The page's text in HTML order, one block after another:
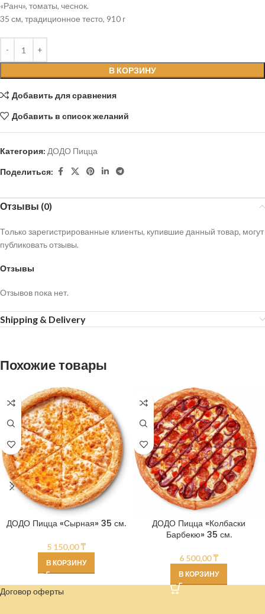
«Ранч», томаты, чеснок.
35 см, традиционное тесто, 910 г
В КОРЗИНУ
Добавить для сравнения
Добавить в список желаний
Категория: ДОДО Пицца
Поделиться:
Отзывы (0)
Отзывы
Отзывов пока нет.
Только зарегистрированные клиенты, купившие данный товар, могут
публиковать отзывы.
Shipping & Delivery
Похожие товары
ДОДО Пицца «Сырная» 35 см.
5 150,00₸
В КОРЗИНУ
ДОДО Пицца «Колбаски
Барбекю» 35 см.
6 500,00₸
В КОРЗИНУ
Договор оферты